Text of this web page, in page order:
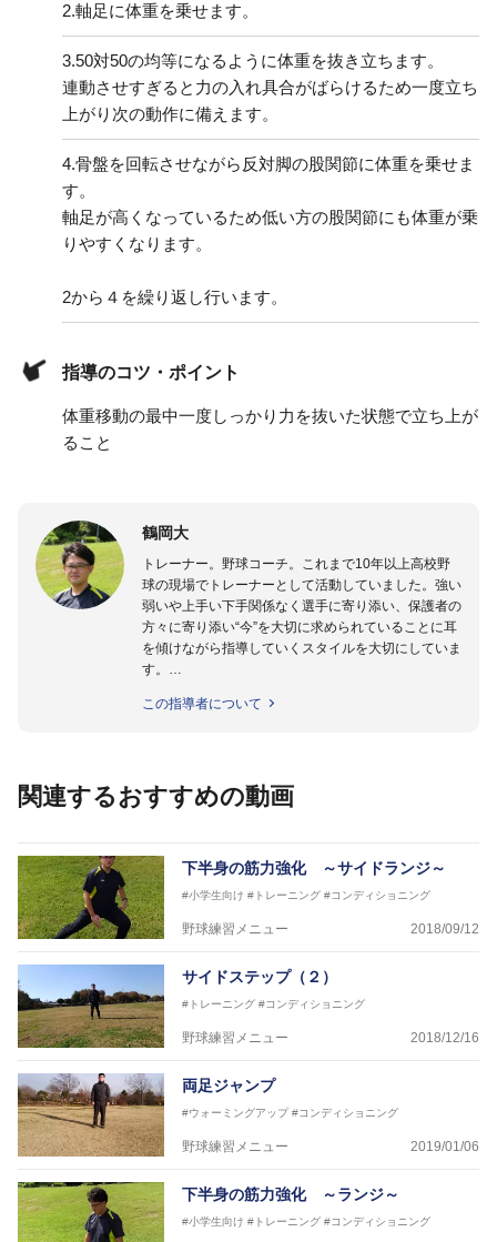
2.軸足に体重を乗せます。
3.50対50の均等になるように体重を抜き立ちます。
連動させすぎると力の入れ具合がばらけるため一度立ち
上がり次の動作に備えます。
4.骨盤を回転させながら反対脚の股関節に体重を乗せま
す。
軸足が高くなっているため低い方の股関節にも体重が乗
りやすくなります。
2から４を繰り返し行います。
指導のコツ・ポイント
体重移動の最中一度しっかり力を抜いた状態で立ち上が
ること
鶴岡大
トレーナー。野球コーチ。これまで10年以上高校野
球の現場でトレーナーとして活動していました。強い
弱いや上手い下手関係なく選手に寄り添い、保護者の
方々に寄り添い“今”を大切に求められていることに耳
を傾けながら指導していくスタイルを大切にしていま
す。
SNSからメッセージお願いいたします。
102
この指導者について
関連するおすすめの動画
下半身の筋力強化 ～サイドランジ～
#小学生向け #トレーニング #コンディショニング
野球練習メニュー 2018/09/12
サイドステップ（２）
#トレーニング #コンディショニング
野球練習メニュー 2018/12/16
両足ジャンプ
#ウォーミングアップ #コンディショニング
野球練習メニュー 2019/01/06
下半身の筋力強化 ～ランジ～
#小学生向け #トレーニング #コンディショニング